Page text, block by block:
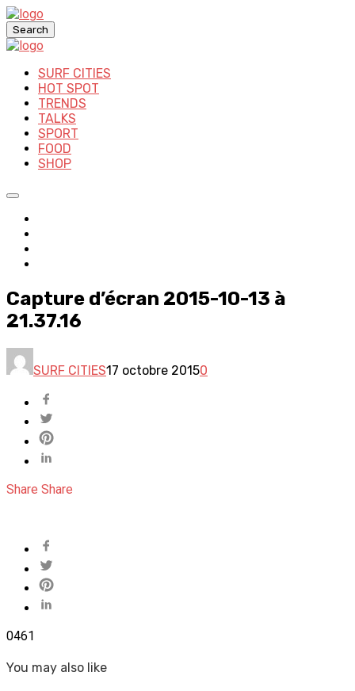
Search
SURF CITIES
HOT SPOT
TRENDS
TALKS
SPORT
FOOD
SHOP
Capture d’écran 2015-10-13 à
21.37.16
SURF CITIES17 octobre 20150
Share Share
0461
You may also like